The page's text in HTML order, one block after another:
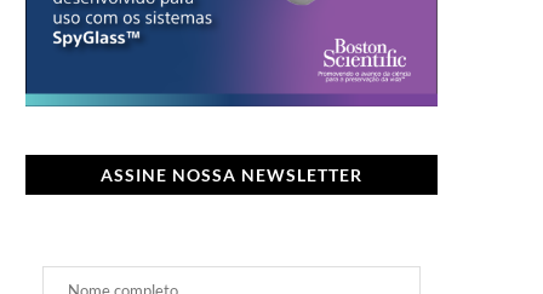
ASSINE NOSSA NEWSLETTER